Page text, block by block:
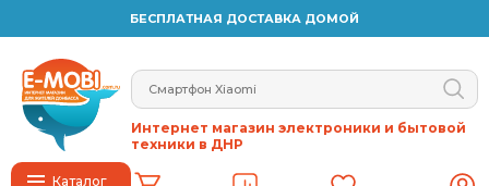
БЕСПЛАТНАЯ ДОСТАВКА ДОМОЙ
Каталог
Интернет магазин электроники и бытовой
техники в ДНР